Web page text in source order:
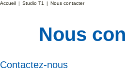
Accueil Studio T1 Nous contacter
Nous
Contactez-nous